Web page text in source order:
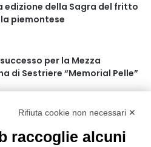
edizione della Sagra del fritto
piemontese
per la Mezza
di Sestriere “Memorial Pelle”
gli allenamenti Pre-
Rifiuta cookie non necessari ✕
raccoglie alcuni